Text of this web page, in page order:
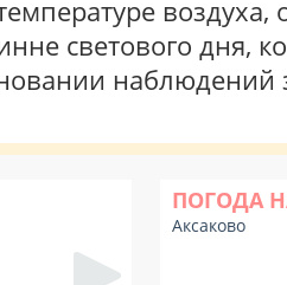
воздуха,
светового дня,
наблюдений
ПОГОДА
Аксаково